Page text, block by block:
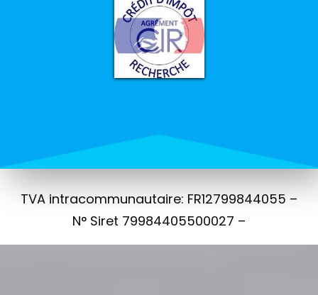
TVA intracommunautaire: FR12799844055 –
N° Siret 79984405500027 –